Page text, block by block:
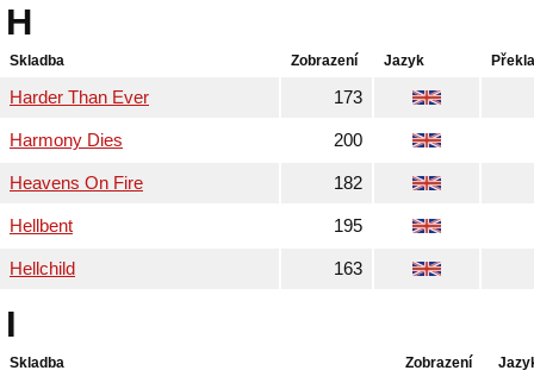
H
Skladba Zobrazení Jazyk
Harder Than Ever 173
Harmony Dies 200
Heavens On Fire 182
Hellbent 195
Hellchild 163
I
Skladba Zobrazení